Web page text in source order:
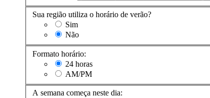
Sua região utiliza o horário de verão?
Sim
Não
Formato horário:
24 horas
AM/PM
A semana começa neste dia: